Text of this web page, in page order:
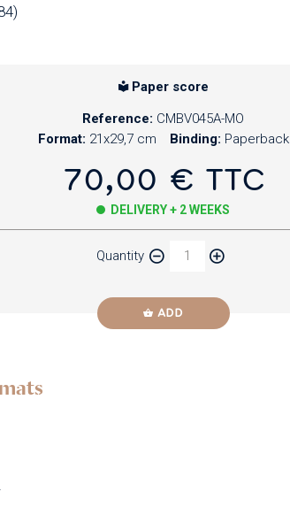
Paper score
Reference: CMBV045A-MO
Format: 21x29,7 cm Binding: Paperback
70,00 € TTC
DELIVERY + 2 WEEKS
Quantity
ADD